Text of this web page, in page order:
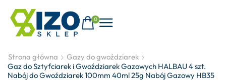
0
Strona główna
Gazy do gwoździarek
Gaz do Sztyfciarek i Gwoździarek Gazowych HALBAU 4 szt.
Nabój do Gwoździarek 100mm 40ml 25g Nabój Gazowy HB35